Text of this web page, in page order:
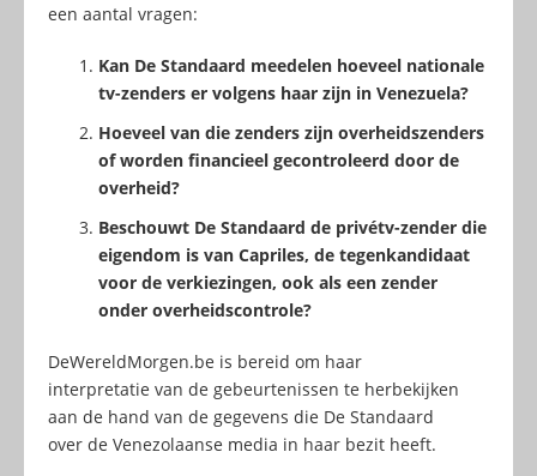
een aantal vragen:
Kan De Standaard meedelen hoeveel nationale
tv-zenders er volgens haar zijn in Venezuela?
Hoeveel van die zenders zijn overheidszenders
of worden financieel gecontroleerd door de
overheid?
Beschouwt De Standaard de privétv-zender die
eigendom is van Capriles, de tegenkandidaat
voor de verkiezingen, ook als een zender
onder overheidscontrole?
DeWereldMorgen.be is bereid om haar
interpretatie van de gebeurtenissen te herbekijken
aan de hand van de gegevens die De Standaard
over de Venezolaanse media in haar bezit heeft.